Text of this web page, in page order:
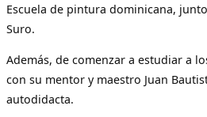
Escuela de pintura dominicana,
Suro.
Además, de comenzar a estudiar a
con su mentor y maestro Juan
autodidacta.